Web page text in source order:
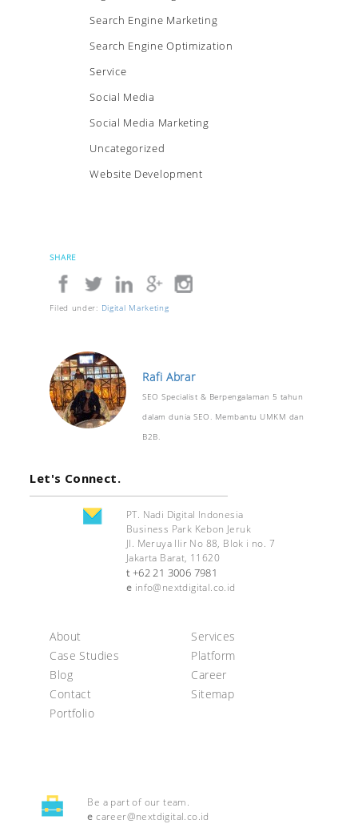
Search Engine Marketing
Search Engine Optimization
Service
Social Media
Social Media Marketing
Uncategorized
Website Development
SHARE
Filed under: Digital Marketing
Rafi Abrar
SEO Specialist & Berpengalaman 5 tahun
dalam dunia SEO. Membantu UMKM dan
B2B.
Let's Connect.
PT. Nadi Digital Indonesia
Business Park Kebon Jeruk
Jl. Meruya Ilir No 88, Blok i no. 7
Jakarta Barat, 11620
t +62 21 3006 7981
e info@nextdigital.co.id
About
Case Studies
Blog
Contact
Portfolio
Services
Platform
Career
Sitemap
Be a part of our team.
e career@nextdigital.co.id